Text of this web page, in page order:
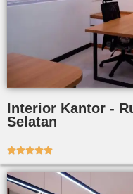
Interior Kantor -
Selatan
